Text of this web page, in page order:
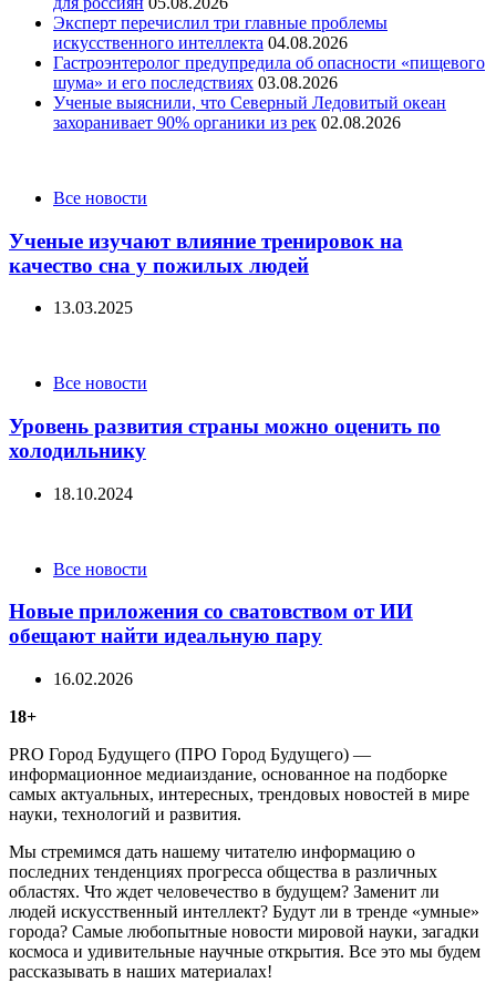
Эксперт перечислил три главные проблемы
искусственного интеллекта 04.08.2026
Гастроэнтеролог предупредила об опасности «пищевого
шума» и его последствиях 03.08.2026
Ученые выяснили, что Северный Ледовитый океан
захоранивает 90% органики из рек 02.08.2026
CategoriesВсе новости
Ученые изучают влияние тренировок на
качество сна у пожилых людей
13.03.2025
CategoriesВсе новости
Уровень развития страны можно оценить по
холодильнику
18.10.2024
CategoriesВсе новости
Новые приложения со сватовством от ИИ
обещают найти идеальную пару
16.02.2026
18+
PRO Город Будущего (ПРО Город Будущего) —
информационное медиаиздание, основанное на подборке
самых актуальных, интересных, трендовых новостей в мире
науки, технологий и развития.
Мы стремимся дать нашему читателю информацию о
последних тенденциях прогресса общества в различных
областях. Что ждет человечество в будущем? Заменит ли
людей искусственный интеллект? Будут ли в тренде «умные»
города? Самые любопытные новости мировой науки, загадки
космоса и удивительные научные открытия. Все это мы будем
рассказывать в наших материалах!